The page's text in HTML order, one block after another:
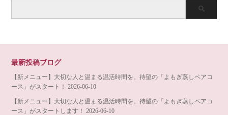
最新投稿ブログ
【新メニュー】大切な人と温まる温活時間を。待望の「よもぎ蒸しペアコ
ース」がスタート！ 2026-06-10
【新メニュー】大切な人と温まる温活時間を。待望の「よもぎ蒸しペアコ
ース」がスタートします！ 2026-06-10